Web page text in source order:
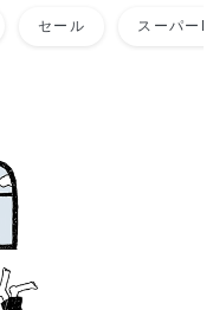
セール スーパー